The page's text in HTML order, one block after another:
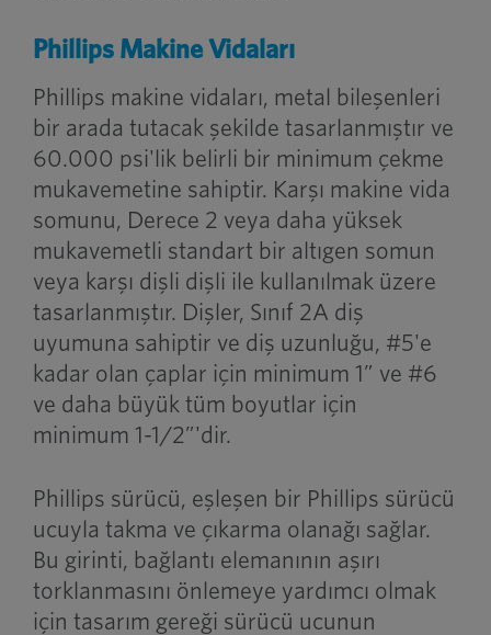
Phillips Makine Vidaları
Phillips makine vidaları, metal bileşenleri
bir arada tutacak şekilde tasarlanmıştır ve
60.000 psi'lik belirli bir minimum çekme
mukavemetine sahiptir. Karşı makine vida
somunu, Derece 2 veya daha yüksek
mukavemetli standart bir altıgen somun
veya karşı dişli dişli ile kullanılmak üzere
tasarlanmıştır. Dişler, Sınıf 2A diş
uyumuna sahiptir ve diş uzunluğu, #5'e
kadar olan çaplar için minimum 1” ve #6
ve daha büyük tüm boyutlar için
minimum 1-1/2”'dir.
Phillips sürücü, eşleşen bir Phillips sürücü
ucuyla takma ve çıkarma olanağı sağlar.
Bu girinti, bağlantı elemanının aşırı
torklanmasını önlemeye yardımcı olmak
için tasarım gereği sürücü ucunun